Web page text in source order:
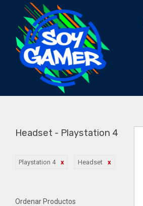
Headset - Playstation 4
Playstation 4 Headset
Ordenar Productos